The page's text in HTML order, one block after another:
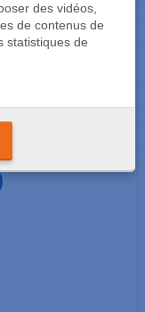
des vidéos,
de contenus de
statistiques de
non